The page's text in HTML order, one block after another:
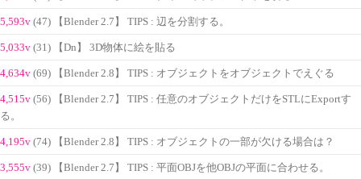
5,593v (47) 【Blender 2.7】 TIPS : 辺を分割する。
5,033v (31) 【Dn】 3D物体に絵を貼る
4,634v (69) 【Blender 2.8】 TIPS : オブジェクトをオブジェクトでえぐる
4,515v (56) 【Blender 2.7】 TIPS : 任意のオブジェクトだけをSTLにExportす
る。
4,195v (74) 【Blender 2.8】 TIPS : オブジェクトの一部が欠ける場合は？
3,555v (39) 【Blender 2.7】 TIPS : 平面OBJを他OBJの平面に合わせる。